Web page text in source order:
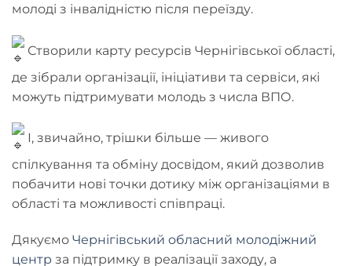
молоді з інвалідністю після переїзду.
Створили карту ресурсів Чернігівської області,
де зібрали організації, ініціативи та сервіси, які
можуть підтримувати молодь з числа ВПО.
І, звичайно, трішки більше — живого
спілкування та обміну досвідом, який дозволив
побачити нові точки дотику між організаціями в
області та можливості співпраці.
Дякуємо Чернігівський обласний молодіжний
центр за підтримку в реалізації заходу, а